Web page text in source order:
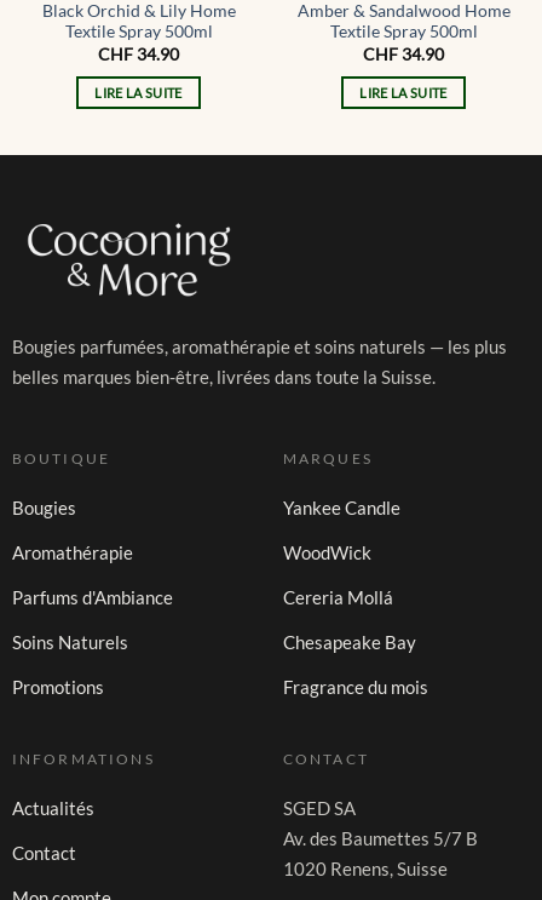
Black Orchid & Lily Home
Textile Spray 500ml
CHF34.90
LIRE LA SUITE
Amber & Sandalwood Home
Textile Spray 500ml
CHF34.90
LIRE LA SUITE
Bougies parfumées, aromathérapie et soins naturels — les plus
belles marques bien-être, livrées dans toute la Suisse.
BOUTIQUE
Bougies
Aromathérapie
Parfums d'Ambiance
Soins Naturels
Promotions
MARQUES
Yankee Candle
WoodWick
Cereria Mollá
Chesapeake Bay
Fragrance du mois
INFORMATIONS
Actualités
Contact
CONTACT
SGED SA
Av. des Baumettes 5/7 B
1020 Renens, Suisse